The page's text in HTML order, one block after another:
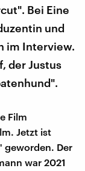
Bei Eine
und
im Interview.
der Justus
Film
Jetzt ist
geworden. Der
war 2021